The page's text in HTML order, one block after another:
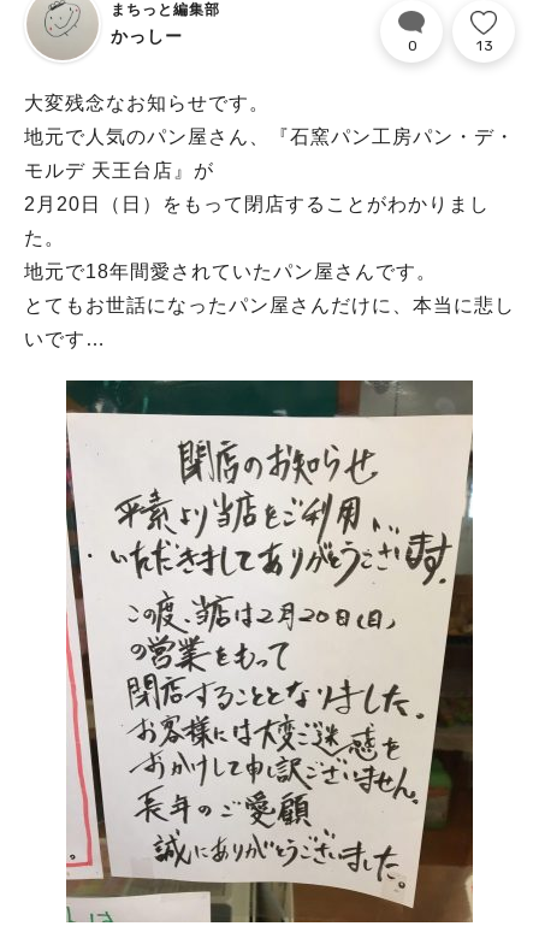
まちっと編集部
かっしー 0 13
大変残念なお知らせです。
地元で人気のパン屋さん、『石窯パン工房パン・デ・
モルデ 天王台店』が
2月20日（日）をもって閉店することがわかりまし
た。
地元で18年間愛されていたパン屋さんです。
とてもお世話になったパン屋さんだけに、本当に悲し
いです…